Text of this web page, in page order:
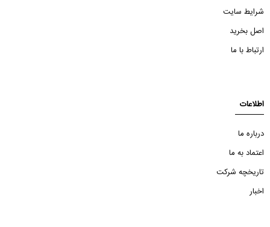
شرایط سایت
اصل بخرید
ارتباط با ما
اطلاعات
درباره ما
اعتماد به ما
تاریخچه شرکت
اخبار